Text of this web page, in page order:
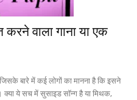
वाला गाना या एक
बारे में कई लोगों का मानना है कि इसने
ये सच में सुसाइड सॉन्ग है या मिथक,